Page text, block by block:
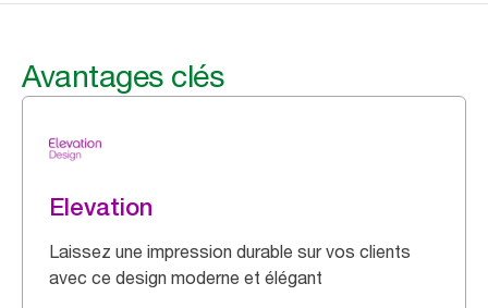
Avantages clés
Elevation
Laissez une impression durable sur vos clients
avec ce design moderne et élégant